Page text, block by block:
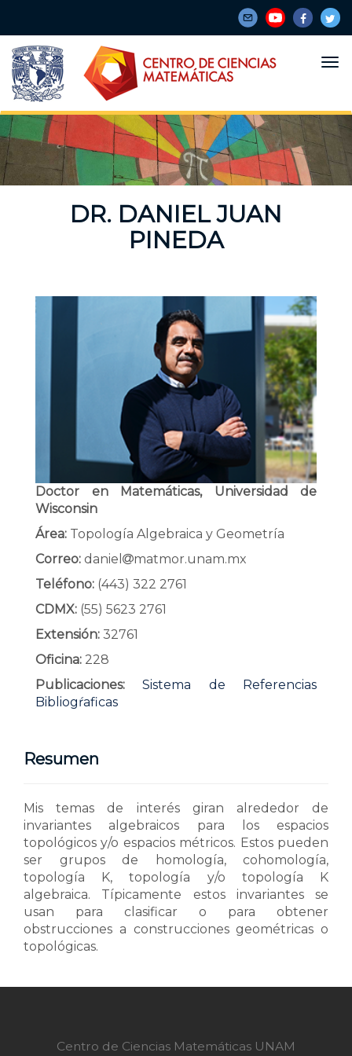
contenido
principal
DR. DANIEL JUAN
PINEDA
Doctor en Matemáticas, Universidad de
Wisconsin
Área: Topología Algebraica y Geometría
Correo: daniel
matmor.unam.mx
Teléfono: (443) 322 2761
CDMX: (55) 5623 2761
Extensión: 32761
Oficina: 228
Publicaciones:Sistema de Referencias
Bibliogŕaficas
Resumen
Mis temas de interés giran alrededor de
invariantes algebraicos para los espacios
topológicos y/o espacios métricos. Estos pueden
ser grupos de homología, cohomología,
topología K, topología y/o topología K
algebraica. Típicamente estos invariantes se
usan para clasificar o para obtener
obstrucciones a construcciones geométricas o
topológicas.
Centro de Ciencias Matemáticas UNAM